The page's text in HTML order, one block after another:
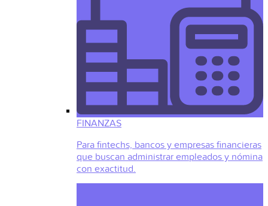
FINANZAS
Para fintechs, bancos y empresas financieras
que buscan administrar empleados y nómina
con exactitud.